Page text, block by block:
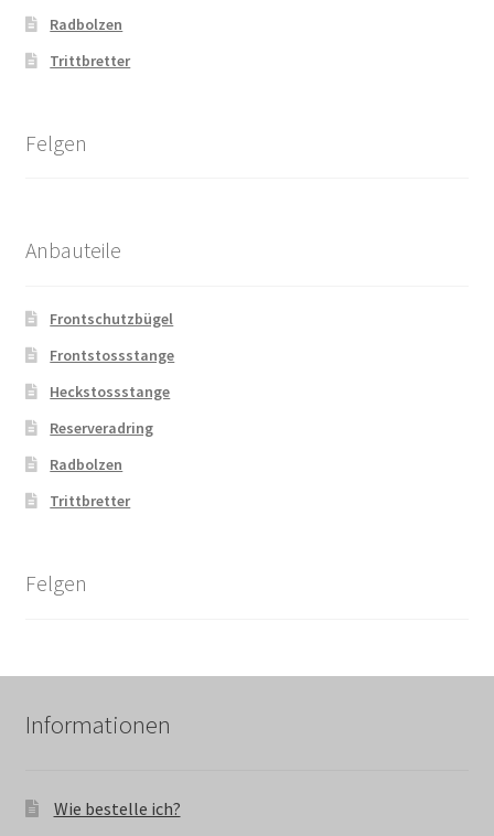
Radbolzen
Trittbretter
Felgen
Anbauteile
Frontschutzbügel
Frontstossstange
Heckstossstange
Reserveradring
Radbolzen
Trittbretter
Felgen
Informationen
Wie bestelle ich?